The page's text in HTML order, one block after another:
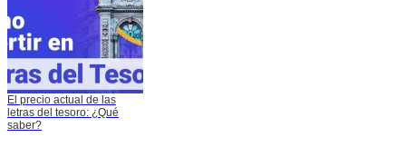
El precio actual de las
letras del tesoro: ¿Qué
saber?